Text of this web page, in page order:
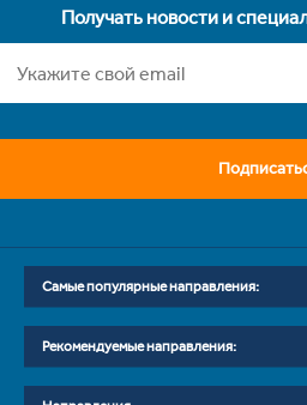
Получать новости и
Самые популярные направления:
Рекомендуемые направления: